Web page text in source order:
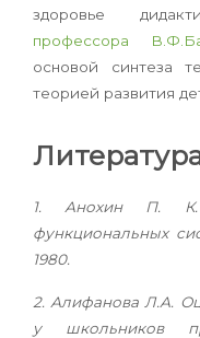
здоровье
профессора
основой синтеза
теорией развития
1. Анохин П. К.
функциональных
1980.
2. Алифанова Л.А.
у школьников